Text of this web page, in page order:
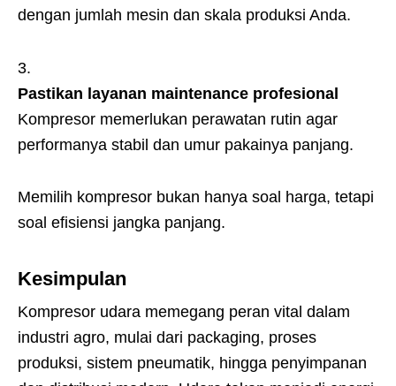
dengan jumlah mesin dan skala produksi Anda.
Pastikan layanan maintenance profesional
Kompresor memerlukan perawatan rutin agar
performanya stabil dan umur pakainya panjang.
Memilih kompresor bukan hanya soal harga, tetapi
soal efisiensi jangka panjang.
Kesimpulan
Kompresor udara memegang peran vital dalam
industri agro, mulai dari packaging, proses
produksi, sistem pneumatik, hingga penyimpanan